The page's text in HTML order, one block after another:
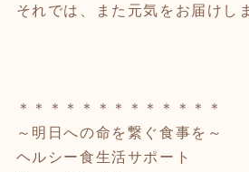
それでは、また元気をお届けし
＊＊＊＊＊＊＊＊＊＊＊＊＊
～明日への命を繋ぐ食事を～
ヘルシー食生活サポート